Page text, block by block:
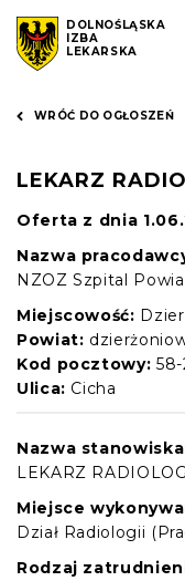
DOLNOŚLĄSKA
IZBA
LEKARSKA
WRÓĆ DO OGŁOSZEŃ
LEKARZ
Oferta z dnia
Nazwa
NZOZ Szpital
Miejscowość:
Powiat:
Kod pocztowy:
Ulica: Cicha
Nazwa
LEKARZ RADIOLOG
Miejsce
Dział Radiologii
Rodzaj